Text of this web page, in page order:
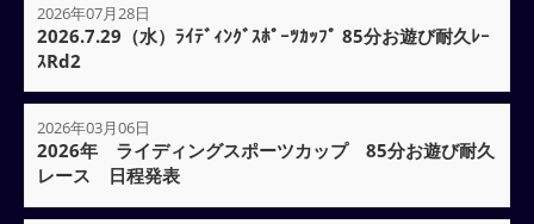
2026年07月28日
2026.7.29（水）ﾗｲﾃﾞｨﾝｸﾞｽﾎﾟｰﾂｶｯﾌﾟ 85分お遊び耐久ﾚｰ
ｽRd2
2026年03月06日
2026年 ライディングスポーツカップ 85分お遊び耐久
レース 日程発表